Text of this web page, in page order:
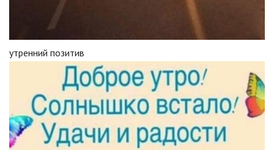
утренний позитив